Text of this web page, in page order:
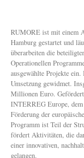
RUMORE ist mit einem
Hamburg gestartet und
überarbeiten die
Operationellen
ausgewählte Projekte
Umsetzung gewidmet.
Millionen Euro.
INTERREG Europe,
Förderung der
Programm ist Teil der
fördert Aktivitäten, die
einer innovativen,
gelangen.